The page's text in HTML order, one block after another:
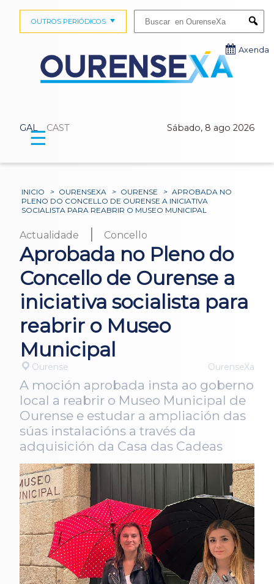
GAL CAST Sábado, 8 ago 2026
OUTROS PERIÓDICOS
Axenda
☰
INICIO > OURENSEXA > OURENSE > APROBADA NO
PLENO DO CONCELLO DE OURENSE A INICIATIVA
SOCIALISTA PARA REABRIR O MUSEO MUNICIPAL
Actualidade | Concello
Aprobada no Pleno do
Concello de Ourense a
iniciativa socialista para
reabrir o Museo
Municipal
Ourense OurenseXa
A moción aprobada insta ao goberno
local a reabrir o Museo Municipal de
Ourense e estudar a ampliación das
súas instalacións a través da
adquisición da Casa das Cadeas